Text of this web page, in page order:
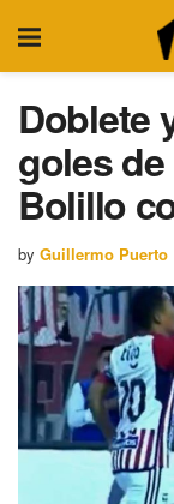
Doblete
goles
Bolillo
by Guillermo Puerto